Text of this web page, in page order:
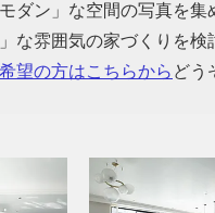
ダン」な空間の写真を
な雰囲気の家づくりを
望の方はこちらから どう